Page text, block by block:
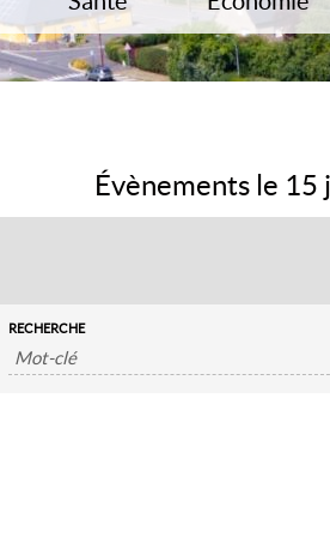
Les professionnels de santé
Informations pratiques sur votre
Commerces /
Services
Évènements le 15
RECHERCHE